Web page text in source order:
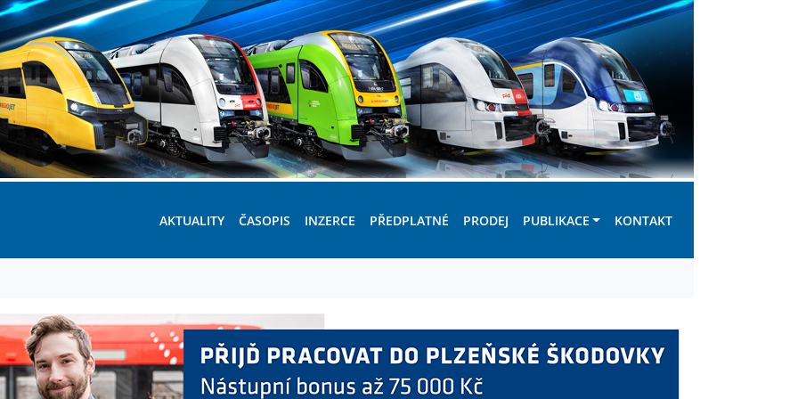
AKTUALITY ČASOPIS INZERCE PŘEDPLATNÉ PRODEJ PUBLIKACE KONTAKT